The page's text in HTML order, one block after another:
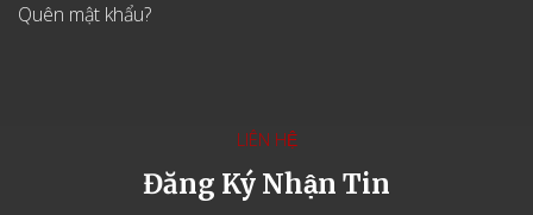
Quên mật khẩu?
LIÊN HỆ
Đăng Ký Nhận Tin